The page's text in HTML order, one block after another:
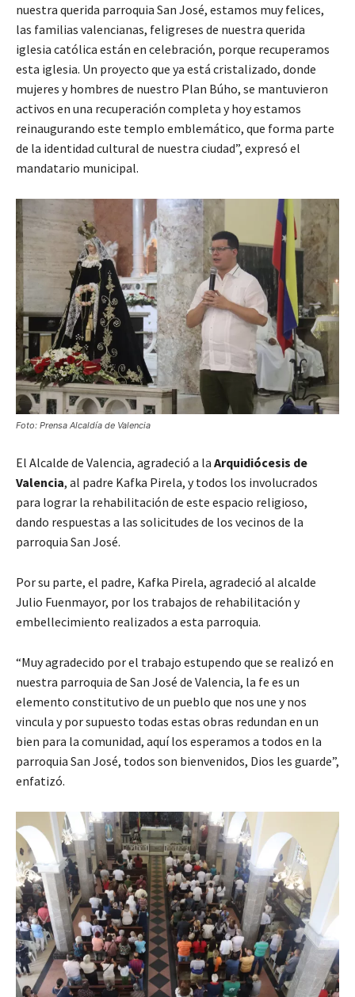
nuestra querida parroquia San José, estamos muy felices,
las familias valencianas, feligreses de nuestra querida
iglesia católica están en celebración, porque recuperamos
esta iglesia. Un proyecto que ya está cristalizado, donde
mujeres y hombres de nuestro Plan Búho, se mantuvieron
activos en una recuperación completa y hoy estamos
reinaugurando este templo emblemático, que forma parte
de la identidad cultural de nuestra ciudad”, expresó el
mandatario municipal.
Foto: Prensa Alcaldía de Valencia
El Alcalde de Valencia, agradeció a la Arquidiócesis de
Valencia, al padre Kafka Pirela, y todos los involucrados
para lograr la rehabilitación de este espacio religioso,
dando respuestas a las solicitudes de los vecinos de la
parroquia San José.
Por su parte, el padre, Kafka Pirela, agradeció al alcalde
Julio Fuenmayor, por los trabajos de rehabilitación y
embellecimiento realizados a esta parroquia.
“Muy agradecido por el trabajo estupendo que se realizó en
nuestra parroquia de San José de Valencia, la fe es un
elemento constitutivo de un pueblo que nos une y nos
vincula y por supuesto todas estas obras redundan en un
bien para la comunidad, aquí los esperamos a todos en la
parroquia San José, todos son bienvenidos, Dios les guarde”,
enfatizó.